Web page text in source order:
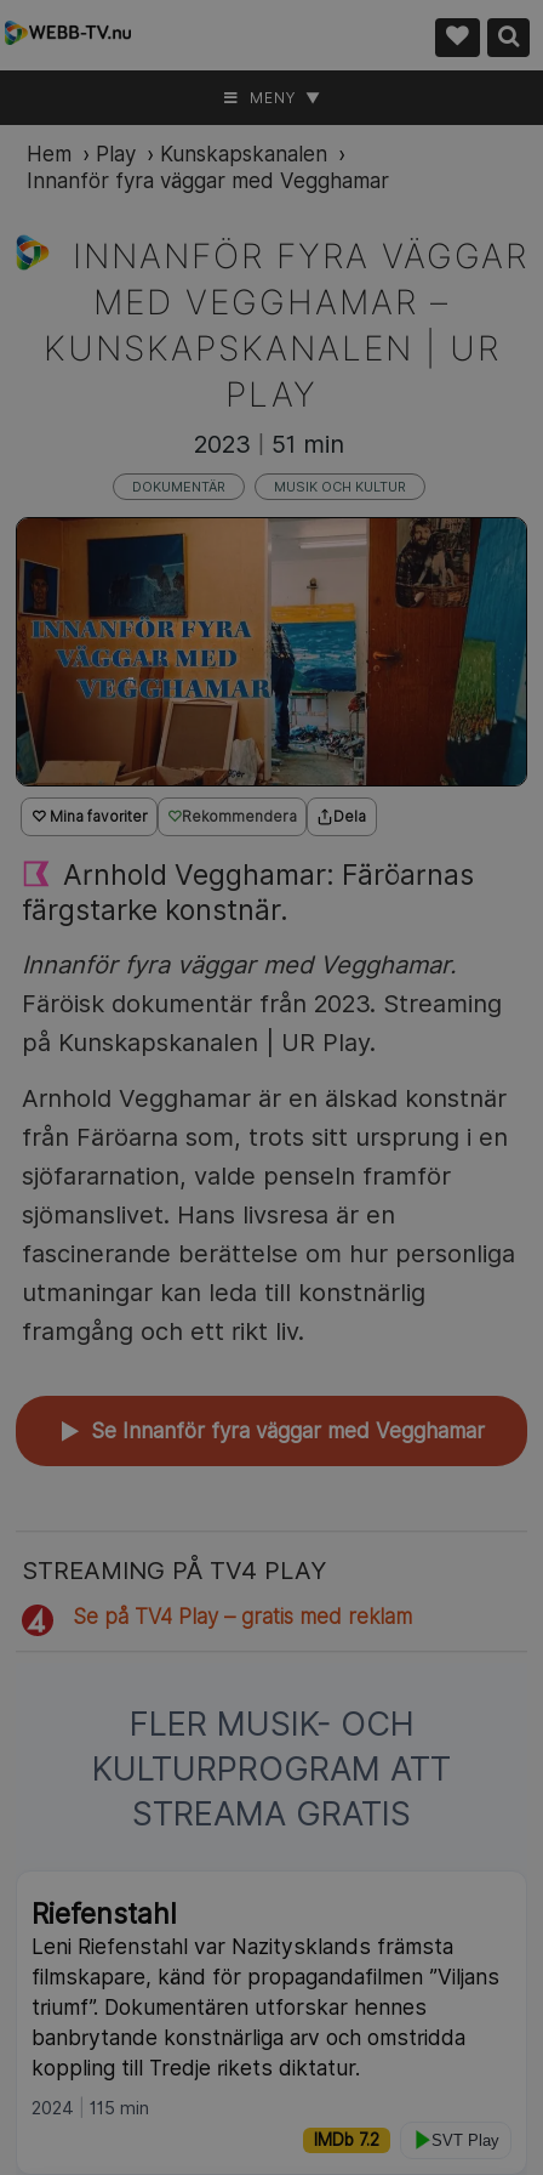
MENY ▼
Hem › Play › Kunskapskanalen ›
Innanför fyra väggar med Vegghamar
INNANFÖR FYRA VÄGGAR
MED VEGGHAMAR –
KUNSKAPSKANALEN | UR
PLAY
♡ Mina favoriter Rekommendera Dela
Arnhold Vegghamar: Färöarnas
färgstarke konstnär.
Innanför fyra väggar med Vegghamar.
Färöisk dokumentär från 2023. Streaming
på Kunskapskanalen | UR Play.
Arnhold Vegghamar är en älskad konstnär
från Färöarna som, trots sitt ursprung i en
sjöfararnation, valde penseln framför
sjömanslivet. Hans livsresa är en
fascinerande berättelse om hur personliga
utmaningar kan leda till konstnärlig
framgång och ett rikt liv.
▲ Se Innanför fyra väggar med Vegghamar
STREAMING PÅ TV4 PLAY
Se på TV4 Play – gratis med reklam
2023 51 min
DOKUMENTÄR MUSIK OCH KULTUR
FLER MUSIK- OCH
KULTURPROGRAM ATT
STREAMA GRATIS
Riefenstahl
Leni Riefenstahl var Nazitysklands främsta
filmskapare, känd för propagandafilmen ”Viljans
triumf”. Dokumentären utforskar hennes
banbrytande konstnärliga arv och omstridda
koppling till Tredje rikets diktatur.
2024 115 min
IMDb 7.2 SVT Play